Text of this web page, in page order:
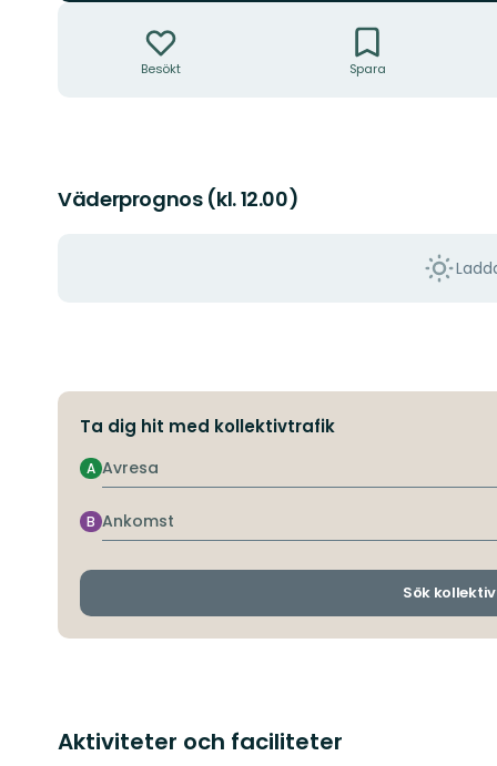
Besökt Spara
Väderprognos (kl. 12.00)
Ta dig hit med kollektivtrafik
Avresa
A
Ankomst
B
Sök
Aktiviteter och faciliteter